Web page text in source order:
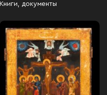
Книги, документы